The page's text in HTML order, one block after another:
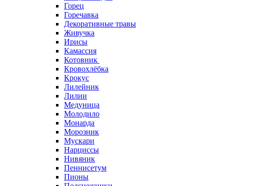
Горец
Горечавка
Декоративные травы
Живучка
Ирисы
Камассия
Котовник
Кровохлёбка
Крокус
Лилейник
Лилии
Медуница
Молодило
Монарда
Морозник
Мускари
Нарциссы
Нивяник
Пеннисетум
Пионы